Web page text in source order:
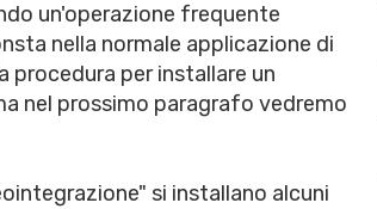
un'operazione frequente
nella normale applicazione di
procedura per installare un
nel prossimo paragrafo vedremo
si installano alcuni